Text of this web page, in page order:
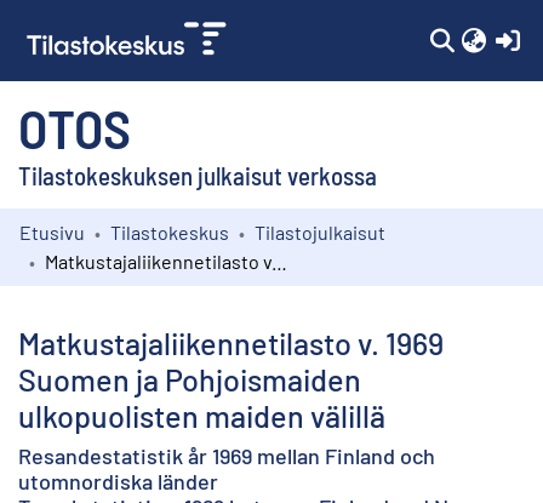
OTOS
Tilastokeskuksen julkaisut verkossa
Kokoelmat
Etusivu Tilastokeskus
Tilastojulkaisut
Matkustajaliikennetilasto v. 1969
Suomen ja Pohjoismaiden
ulkopuolisten maiden välillä
Resandestatistik år 1969 mellan Finland och
utomnordiska länder